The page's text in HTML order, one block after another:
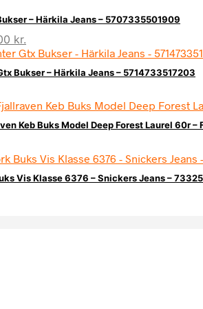
– Härkila Jeans – 5707335501909
kr.
aktuelle
pris
er:
Bukser – Härkila Jeans – 5714733517203
Keb Buks Model Deep Forest Laurel 60r
Vis Klasse 6376 – Snickers Jeans –